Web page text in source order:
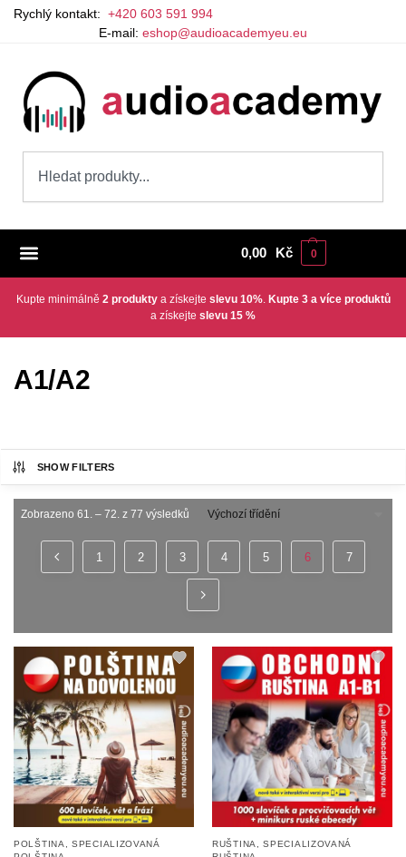
Rychlý kontakt: +420 603 591 994
E-mail: eshop@audioacademyeu.eu
0,00 Kč 0
Kupte minimálně 2 produktya získejte slevu 10%. Kupte 3 a více produktů
a získejte slevu 15 %
A1/A2
SHOW FILTERS
Zobrazeno 61. – 72. z 77 výsledků
1 2 3 4 5 6 7
POLŠTINA ,SPECIALIZOVANÁ
RUŠTINA ,SPECIALIZOVANÁ